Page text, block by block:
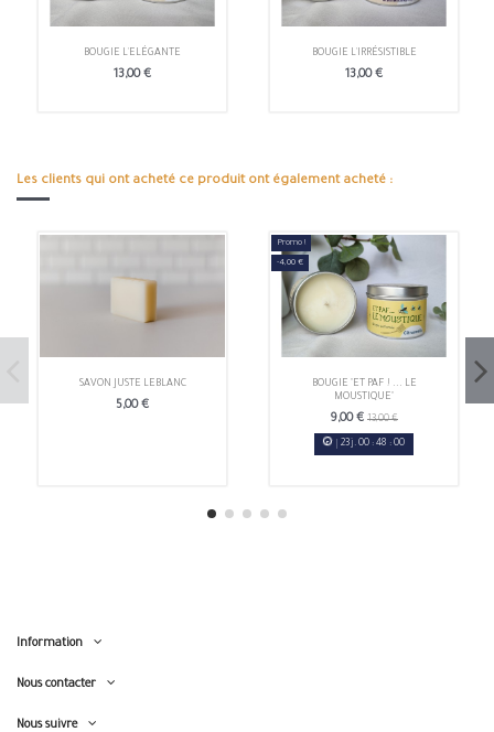
BOUGIE L'ELÉGANTE
13,00 €
BOUGIE L'IRRÉSISTIBLE
13,00 €
Les clients qui ont acheté ce produit ont également acheté :
SAVON JUSTE LEBLANC
5,00 €
Promo !
-4,00 €
BOUGIE "ET PAF ! ... LE
MOUSTIQUE"
9,00 € 13,00 €
23 j. 00 :48 :00
Information
Nous contacter
Nous suivre